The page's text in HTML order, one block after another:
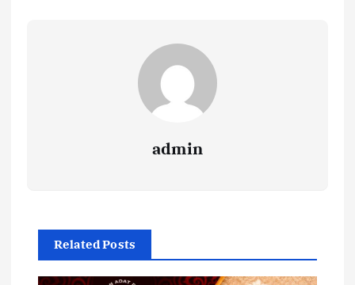
admin
Related Posts